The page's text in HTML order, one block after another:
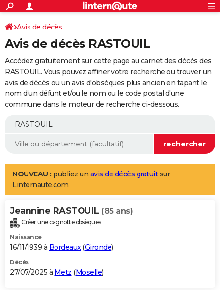
ACTUALITÉS
Politique
Société
Faits Divers
Education
Monde
Villes
+
SPORT
Coupe du monde 2026
Football
Tennis
Cyclisme
Rugby
Forum
Programme TV
TNT
Streaming
Cinéma
Sorties cinéma
Musique
+
FINANCE
Retraite
Epargne
Immobilier
Risques naturels par ville
Banque
Assurance
AUTO
Essais
Réserver un essai
Citadines
Berlines
SUV
Forum auto
+
Mobiles
Meilleur smartphone
Internet
Ordinateurs
Jeux vidéo
Guide high-tech
Aménagement intérieur
LIFESTYLE
Art de vivre
Bien-être
Loisirs
Mode
Modes de vie
Alimentation
Guide de la santé
Maladies
Médicaments
Sommeil
VOYAGE
Destinations
City break
Voyage nature
Voyage de noces
Forum
Climat
+PHOTO
GUIDES D'ACHAT
BONS PLANS
Avis de décès
Avis de décès RASTOUIL
Accédez gratuitement sur cette page au carnet des décès des
RASTOUIL. Vous pouvez affiner votre recherche ou trouver un
avis de décès ou un avis d'obsèques plus ancien en tapant le
nom d'un défunt et/ou le nom ou le code postal d'une
commune dans le moteur de recherche ci-dessous.
NOUVEAU : publiez un avis de décès gratuitsur
Linternaute.com
Jeannine RASTOUIL (85 ans)
Créer une cagnotte obsèques
Naissance
16/11/1939 à Bordeaux(Gironde)
Décès
27/07/2025 à Metz (Moselle)